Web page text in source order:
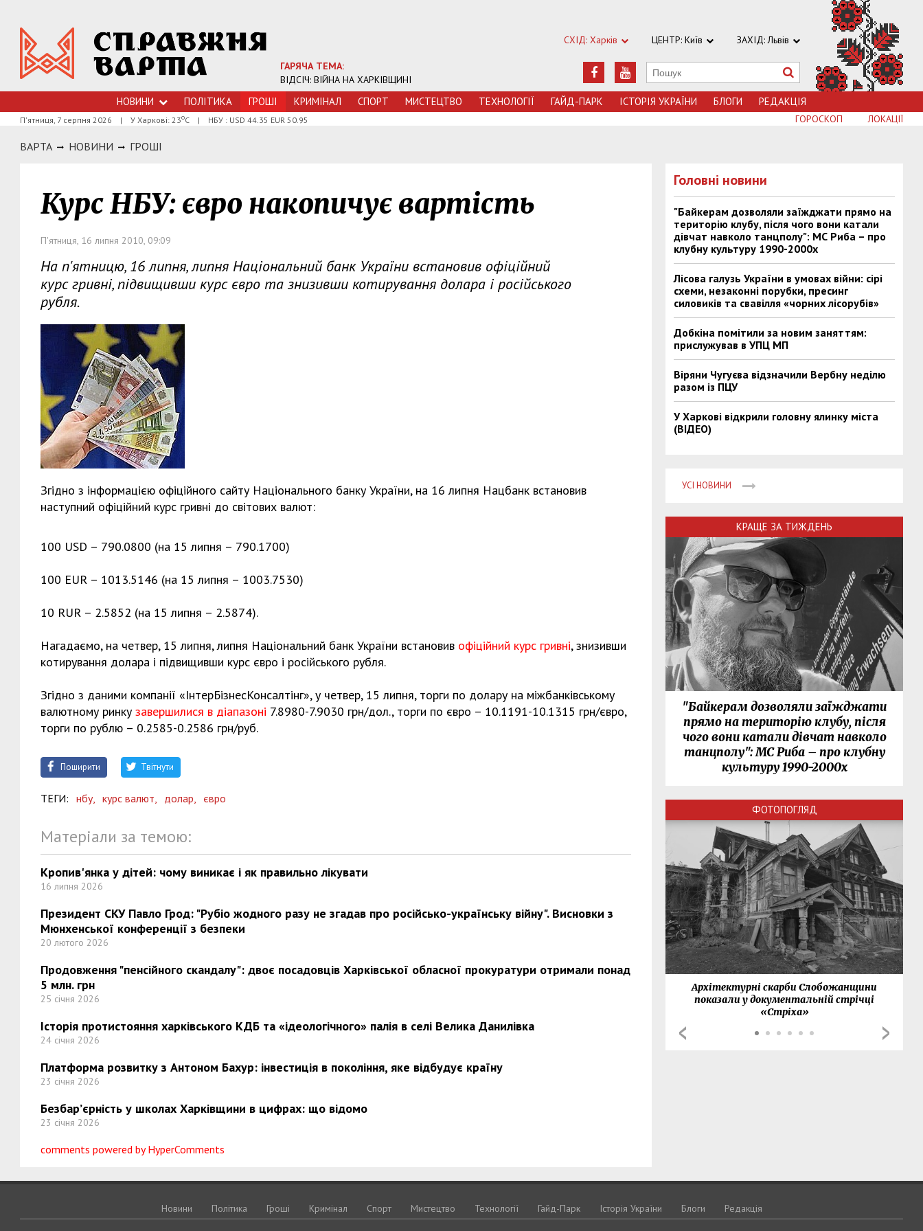
ГАРЯЧА ТЕМА:
ВІДСІЧ: ВІЙНА НА ХАРКІВЩИНІ
СХІД: Харків ЦЕНТР: Київ ЗАХІД: Львів
НОВИНИ ПОЛІТИКА ГРОШI КРИМIНАЛ СПОРТ МИСТЕЦТВО ТЕХНОЛОГIЇ ГАЙД-ПАРК ІСТОРІЯ УКРАЇНИ БЛОГИ РЕДАКЦІЯ
П'ятниця, 7 серпня 2026 | У Харкові: 23оС | НБУ : USD 44.35 EUR 50.95 ЛОКАЦІЇ
ГОРОСКОП
ВАРТА НОВИНИ ГРОШI
Курс НБУ: євро накопичує вартість
П'ятниця, 16 липня 2010, 09:09
На п'ятницю, 16 липня, липня Національний банк України встановив офіційний
курс гривні, підвищивши курс євро та знизивши котирування долара і російського
рубля.
Згідно з інформацією офіційного сайту Національного банку України, на 16 липня Нацбанк встановив
наступний офіційний курс гривні до світових валют:
100 USD – 790.0800 (на 15 липня – 790.1700)
100 EUR – 1013.5146 (на 15 липня – 1003.7530)
10 RUR – 2.5852 (на 15 липня – 2.5874).
Нагадаємо, на четвер, 15 липня, липня Національний банк України встановив офіційний курс гривні, знизивши
котирування долара і підвищивши курс євро і російського рубля.
Згідно з даними компанії «ІнтерБізнесКонсалтінг», у четвер, 15 липня, торги по долару на міжбанківському
валютному ринку завершилися в діапазоні 7.8980-7.9030 грн/дол., торги по євро – 10.1191-10.1315 грн/євро,
торги по рублю – 0.2585-0.2586 грн/руб.
Поширити Твітнути
ТЕГИ: нбу, курс валют, долар, євро
Матеріали за темою:
Кропив'янка у дітей: чому виникає і як правильно лікувати
16 липня 2026
Президент СКУ Павло Грод: "Рубіо жодного разу не згадав про російсько-українську війну". Висновки з
Мюнхенської конференції з безпеки
20 лютого 2026
Продовження "пенсійного скандалу": двоє посадовців Харківської обласної прокуратури отримали понад
5 млн. грн
25 січня 2026
Історія протистояння харківського КДБ та «ідеологічного» палія в селі Велика Данилівка
24 січня 2026
Платформа розвитку з Антоном Бахур: інвестиція в покоління, яке відбудує країну
23 січня 2026
Безбар’єрність у школах Харківщини в цифрах: що відомо
23 січня 2026
comments powered by HyperComments
Головні новини
"Байкерам дозволяли заїжджати прямо на
територію клубу, після чого вони катали
дівчат навколо танцполу": МС Риба – про
клубну культуру 1990-2000х
Лісова галузь України в умовах війни: сірі
схеми, незаконні порубки, пресинг
силовиків та свавілля «чорних лісорубів»
Добкіна помітили за новим заняттям:
прислужував в УПЦ МП
Віряни Чугуєва відзначили Вербну неділю
разом із ПЦУ
У Харкові відкрили головну ялинку міста
(ВІДЕО)
УСІ НОВИНИ
КРАЩЕ ЗА ТИЖДЕНЬ
"Байкерам дозволяли заїжджати
прямо на територію клубу, після
чого вони катали дівчат навколо
танцполу": МС Риба – про клубну
культуру 1990-2000х
ФОТОПОГЛЯД
Архітектурні скарби Слобожанщини
показали у документальній стрічці
«Стріха»
Новини Політика Грошi Кримiнал Спорт Мистецтво Технологiї Гайд-Парк Історія України Блоги Редакція